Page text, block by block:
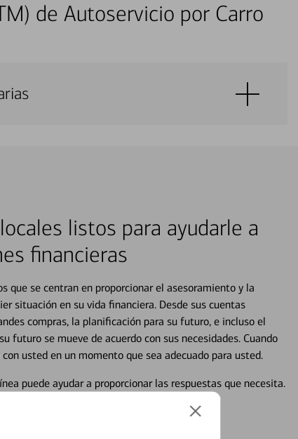
de Autoservicio por Carro
listos para ayudarle a
financieras
que se centran en proporcionar el asesoramiento y la
situación en su vida financiera. Desde sus cuentas
compras, la planificación para su futuro, e incluso el
futuro se mueve de acuerdo con sus necesidades. Cuando
usted en un momento que sea adecuado para usted.
puede ayudar a proporcionar las respuestas que necesita.